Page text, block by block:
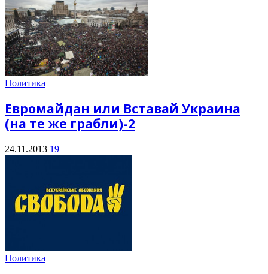
Политика
Евромайдан или Вставай Украина
(на те же грабли)-2
24.11.2013 19
Политика